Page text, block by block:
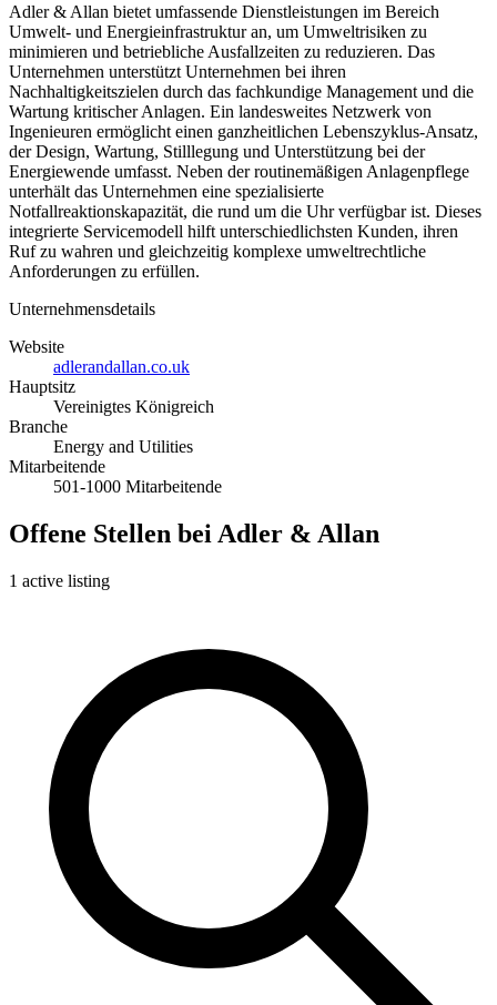
Adler & Allan bietet umfassende Dienstleistungen im Bereich
Umwelt- und Energieinfrastruktur an, um Umweltrisiken zu
minimieren und betriebliche Ausfallzeiten zu reduzieren. Das
Unternehmen unterstützt Unternehmen bei ihren
Nachhaltigkeitszielen durch das fachkundige Management und die
Wartung kritischer Anlagen. Ein landesweites Netzwerk von
Ingenieuren ermöglicht einen ganzheitlichen Lebenszyklus-Ansatz,
der Design, Wartung, Stilllegung und Unterstützung bei der
Energiewende umfasst. Neben der routinemäßigen Anlagenpflege
unterhält das Unternehmen eine spezialisierte
Notfallreaktionskapazität, die rund um die Uhr verfügbar ist. Dieses
integrierte Servicemodell hilft unterschiedlichsten Kunden, ihren
Ruf zu wahren und gleichzeitig komplexe umweltrechtliche
Anforderungen zu erfüllen.
Unternehmensdetails
Website
adlerandallan.co.uk
Hauptsitz
Vereinigtes Königreich
Branche
Energy and Utilities
Mitarbeitende
501-1000 Mitarbeitende
Offene Stellen bei Adler & Allan
1 active listing